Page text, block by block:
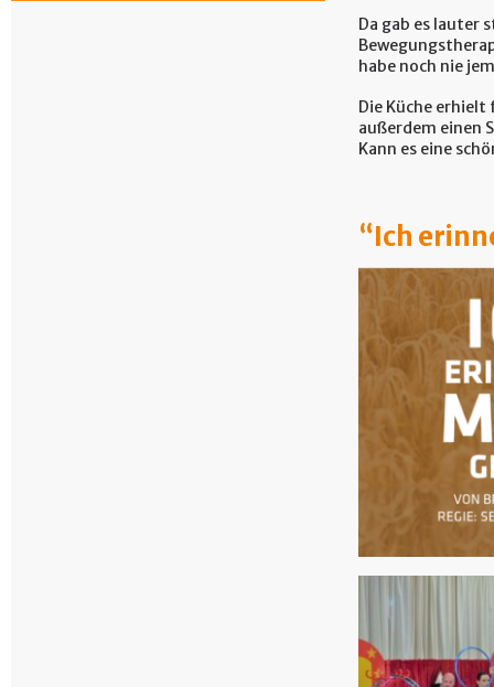
Da gab es lauter
habe noch nie
Die Küche erhielt
außerdem einen
Kann es eine
“Ich